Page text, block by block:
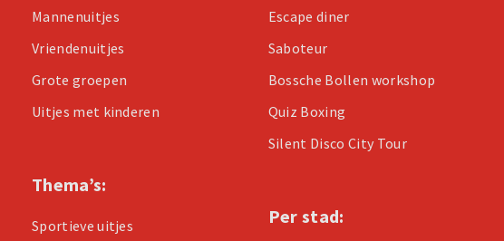
Mannenuitjes
Vriendenuitjes
Grote groepen
Uitjes met kinderen
Thema’s:
Sportieve uitjes
Escape diner
Saboteur
Bossche Bollen workshop
Quiz Boxing
Silent Disco City Tour
Per stad: